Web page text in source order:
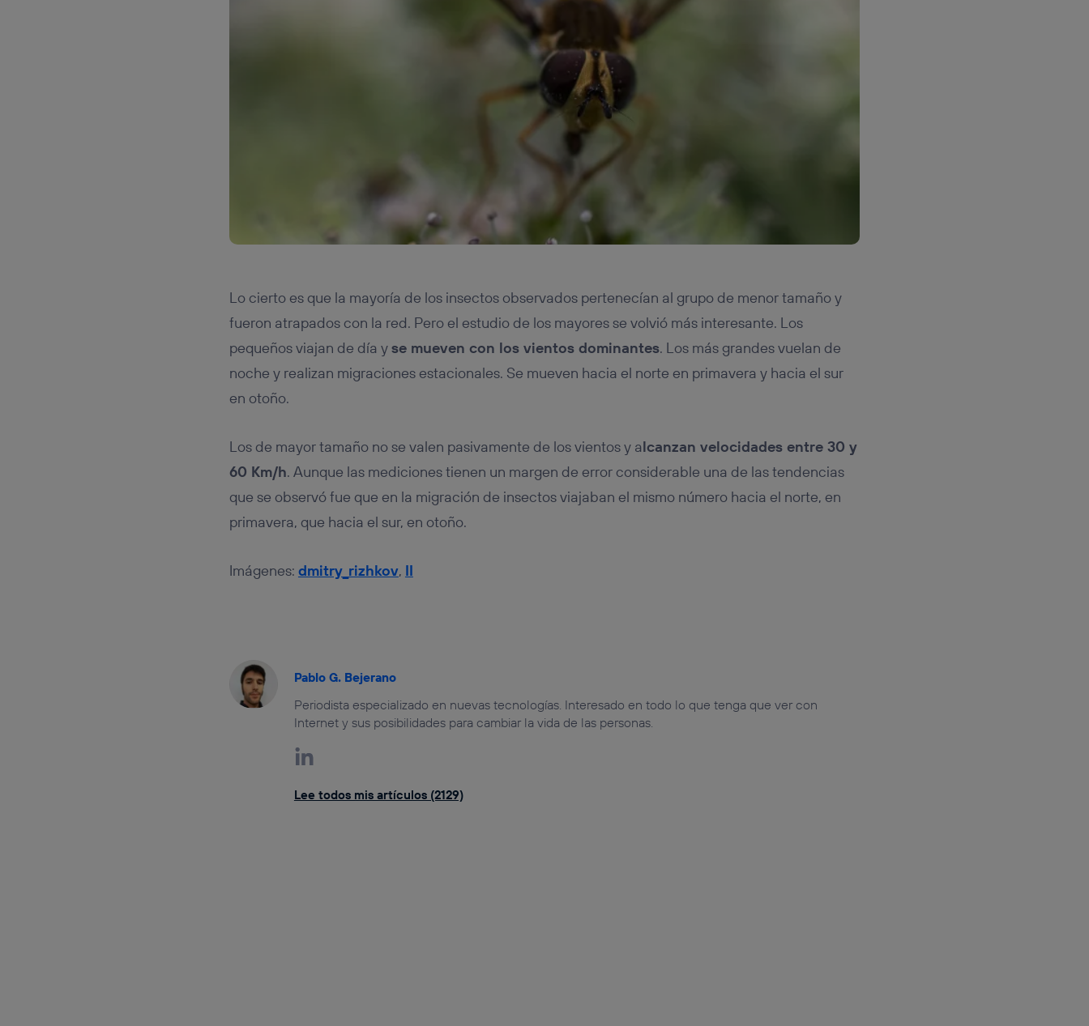
Lo cierto es que la mayoría de los insectos observados pertenecían al grupo de menor tamaño y
fueron atrapados con la red. Pero el estudio de los mayores se volvió más interesante. Los
pequeños viajan de día yse mueven con los vientos dominantes. Los más grandes vuelan de
noche y realizan migraciones estacionales. Se mueven hacia el norte en primavera y hacia el sur
en otoño.
Los de mayor tamaño no se valen pasivamente de los vientos y alcanzan velocidades entre 30 y
60 Km/h. Aunque las mediciones tienen un margen de error considerable una de las tendencias
que se observó fue que en la migración de insectos viajaban el mismo número hacia el norte, en
primavera, que hacia el sur, en otoño.
Imágenes: dmitry_rizhkov, II
Pablo G. Bejerano
Periodista especializado en nuevas tecnologías. Interesado en todo lo que tenga que ver con
Internet y sus posibilidades para cambiar la vida de las personas.
Lee todos mis artículos (2129)